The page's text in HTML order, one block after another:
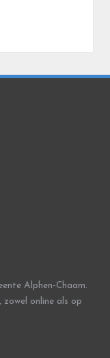
Alphen-Chaam.
online als op